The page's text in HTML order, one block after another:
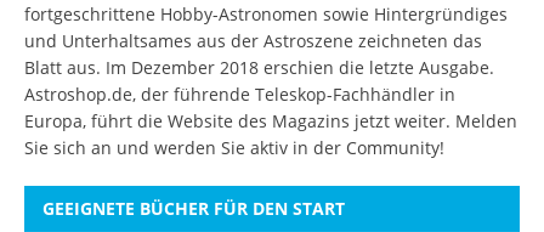
fortgeschrittene Hobby-Astronomen sowie Hintergründiges
und Unterhaltsames aus der Astroszene zeichneten das
Blatt aus. Im Dezember 2018 erschien die letzte Ausgabe.
Astroshop.de, der führende Teleskop-Fachhändler in
Europa, führt die Website des Magazins jetzt weiter. Melden
Sie sich an und werden Sie aktiv in der Community!
GEEIGNETE BÜCHER FÜR DEN START